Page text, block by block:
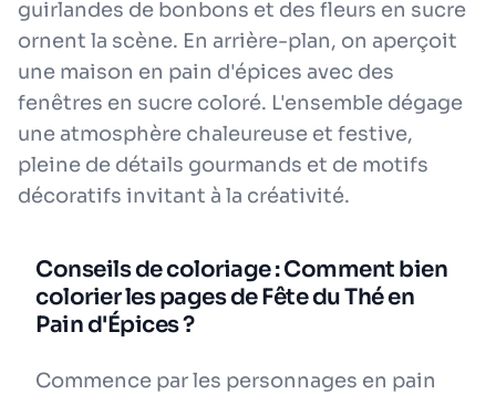
guirlandes de bonbons et des fleurs en sucre
ornent la scène. En arrière-plan, on aperçoit
une maison en pain d'épices avec des
fenêtres en sucre coloré. L'ensemble dégage
une atmosphère chaleureuse et festive,
pleine de détails gourmands et de motifs
décoratifs invitant à la créativité.
Conseils de coloriage : Comment bien
colorier les pages de Fête du Thé en
Pain d'Épices ?
Commence par les personnages en pain